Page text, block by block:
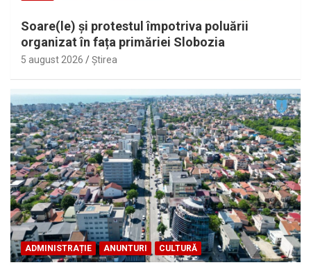
Soare(le) și protestul împotriva poluării
organizat în fața primăriei Slobozia
5 august 2026 Ştirea
ADMINISTRAȚIE ANUNTURI CULTURĂ